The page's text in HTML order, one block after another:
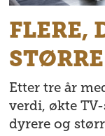
FLERE,
Etter tre år
verdi, økte
dyrere og